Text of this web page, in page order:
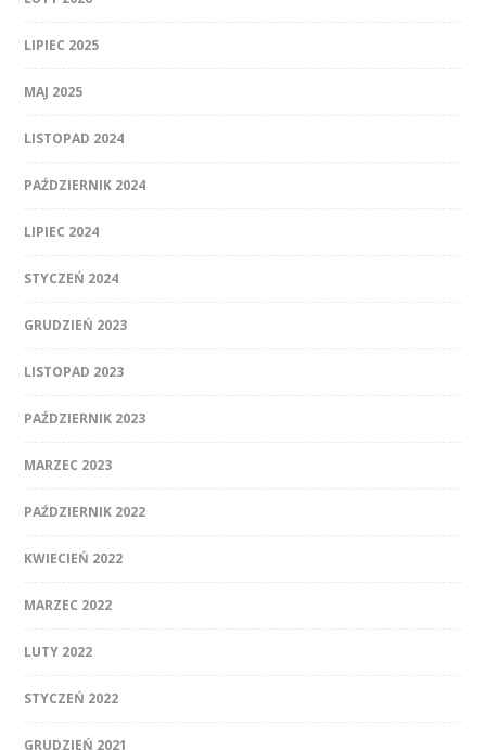
LIPIEC 2025
MAJ 2025
LISTOPAD 2024
PAŹDZIERNIK 2024
LIPIEC 2024
STYCZEŃ 2024
GRUDZIEŃ 2023
LISTOPAD 2023
PAŹDZIERNIK 2023
MARZEC 2023
PAŹDZIERNIK 2022
KWIECIEŃ 2022
MARZEC 2022
LUTY 2022
STYCZEŃ 2022
GRUDZIEŃ 2021